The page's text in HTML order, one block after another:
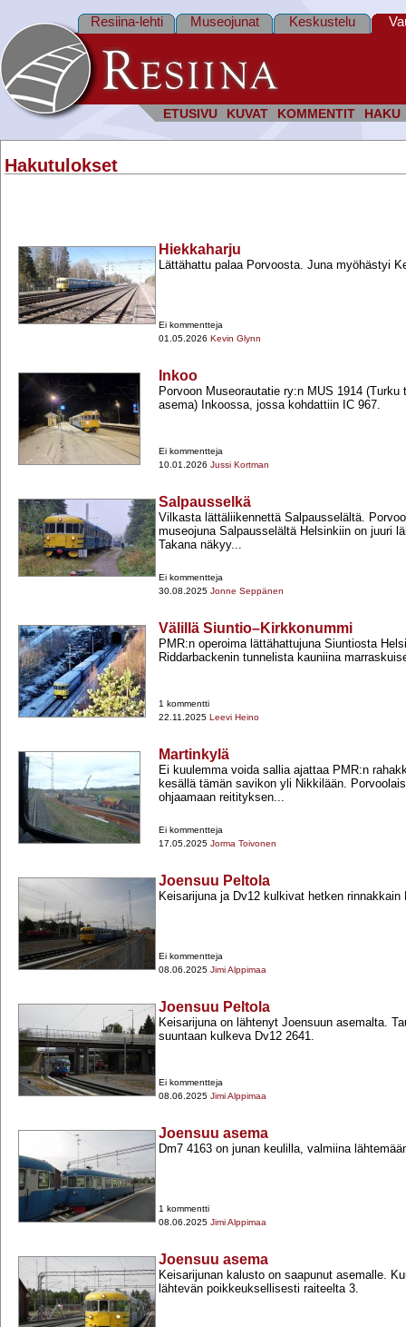
ETUSIVU KUVAT KOMMENTIT HAKU
Resiina-lehti Museojunat Keskustelu
Hakutulokset
Hiekkaharju
Lättähattu palaa Porvoosta. Juna myöhästyi
Ei kommentteja
01.05.2026 Kevin Glynn
Inkoo
Porvoon Museorautatie ry:n MUS 1914 (Turku
asema) Inkoossa, jossa kohdattiin IC 967.
Ei kommentteja
10.01.2026 Jussi Kortman
Salpausselkä
Vilkasta lättäliikennettä Salpausselältä.
museojuna Salpausselältä Helsinkiin on juuri
Takana näkyy...
Ei kommentteja
30.08.2025 Jonne Seppänen
Välillä Siuntio–Kirkkonummi
PMR:n operoima lättähattujuna Siuntiosta
Riddarbackenin tunnelista kauniina
1 kommentti
22.11.2025 Leevi Heino
Martinkylä
Ei kuulemma voida sallia ajattaa PMR:n
kesällä tämän savikon yli Nikkilään.
ohjaamaan reitityksen...
Ei kommentteja
17.05.2025 Jorma Toivonen
Joensuu Peltola
Keisarijuna ja Dv12 kulkivat hetken rinnakkain
Ei kommentteja
08.06.2025 Jimi Alppimaa
Joensuu Peltola
Keisarijuna on lähtenyt Joensuun asemalta.
suuntaan kulkeva Dv12 2641.
Ei kommentteja
08.06.2025 Jimi Alppimaa
Joensuu asema
Dm7 4163 on junan keulilla, valmiina
1 kommentti
08.06.2025 Jimi Alppimaa
Joensuu asema
Keisarijunan kalusto on saapunut asemalle.
lähtevän poikkeuksellisesti raiteelta 3.